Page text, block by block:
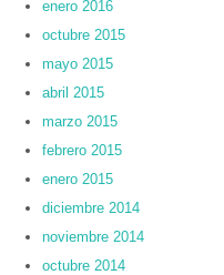
enero 2016
octubre 2015
mayo 2015
abril 2015
marzo 2015
febrero 2015
enero 2015
diciembre 2014
noviembre 2014
octubre 2014